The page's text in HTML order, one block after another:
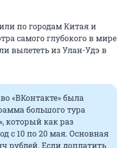
по городам Китая и
самого глубокого в мире
вылететь из Улан-Удэ в
«ВКонтакте» была
большого тура
который как раз
с 10 по 20 мая. Основная
рублей. Если доплатить